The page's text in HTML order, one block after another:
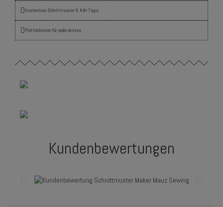
Kostenlose Schnittmuster & Näh-Tipps
Plotterdateien für jeden Anlass
Kundenbewertungen